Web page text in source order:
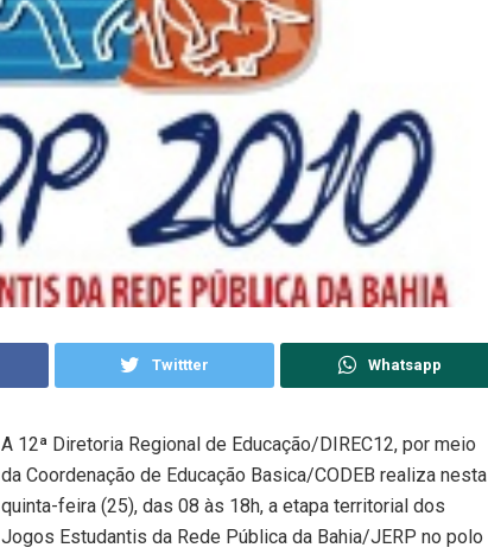
Twittter Whatsapp
A 12ª Diretoria Regional de Educação/DIREC12, por meio
da Coordenação de Educação Basica/CODEB realiza nesta
quinta-feira (25), das 08 às 18h, a etapa territorial dos
Jogos Estudantis da Rede Pública da Bahia/JERP no polo